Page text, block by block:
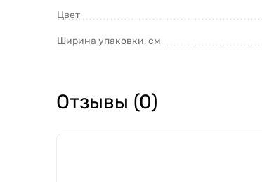
Цвет
Ширина упаковки, см
Отзывы (0)